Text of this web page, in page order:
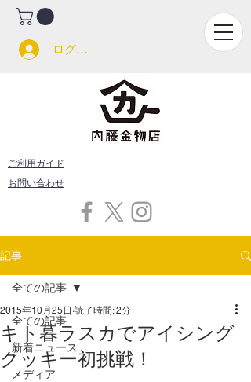
ログイン
ご利用ガイド
お問い合わせ
記事
全ての記事
新着ニュース
メディア
全ての記事
キト暮ラスカでアイシング
クッキー初挑戦！
2015年10月25日 読了時間: 2分